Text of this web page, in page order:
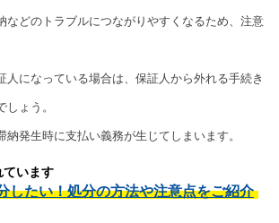
などのトラブルにつながりやすくなるため、注意
人になっている場合は、保証人から外れる手続き
ょう。
納発生時に支払い義務が生じてしまいます。
います
したい！処分の方法や注意点をご紹介